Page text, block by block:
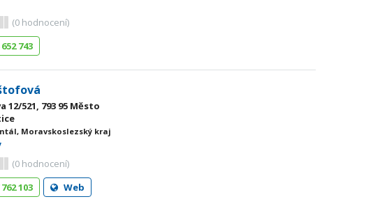
(0 hodnocení)
743
12/521, 793 95 Město
Moravskoslezský kraj
(0 hodnocení)
103
Web